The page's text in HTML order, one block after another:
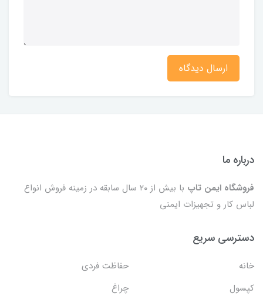
ارسال دیدگاه
درباره ما
فروشگاه ایمن تاپ
با بیش از ۲۰ سال سابقه در زمینه فروش انواع
لباس کار و تجهیزات ایمنی
دسترسی سریع
خانه
حفاظت فردی
کپسول
چراغ